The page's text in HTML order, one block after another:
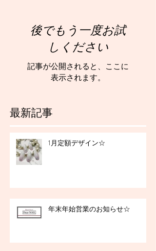
最新記事
後でもう一度お試
しください
記事が公開されると、ここに
表示されます。
1月定額デザイン☆
年末年始営業のお知らせ☆